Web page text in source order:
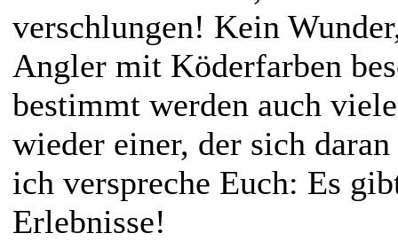
verschlungen! Kein
Angler mit Köderfarben
bestimmt werden auch
wieder einer, der sich
ich verspreche Euch: Es
Erlebnisse!